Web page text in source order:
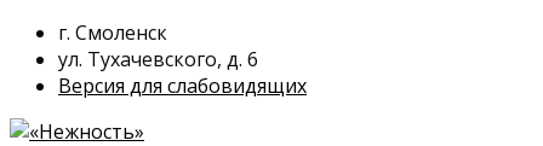
г. Смоленск
ул. Тухачевского, д. 6
Версия для слабовидящих